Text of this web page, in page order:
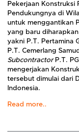
Pekerjaan Konstruksi
Pendukungnya di
untuk menggantikan
yang baru
yakni P.T. Pertamina
P.T. Cemerlang
SubcontractorP.T.
mengerjakan
tersebut dimulai dari
Indonesia.
Read more..